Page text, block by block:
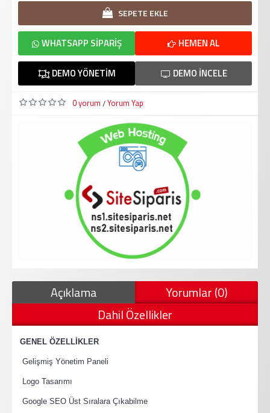
SEPETE EKLE
HEMEN AL
WHATSAPP SIPARIŞ
DEMO İNCELE
DEMO YÖNETIM
0 yorum /Yorum Yap
Açıklama
Yorumlar (0)
Dahil Özellikler
GENEL ÖZELLİKLER
Gelişmiş Yönetim Paneli
Logo Tasarımı
Google SEO Üst Sıralara Çıkabilme